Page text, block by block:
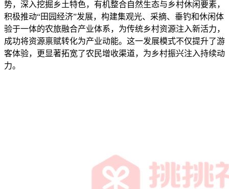
势，深入挖掘乡土特色，有机整合自然生态与乡村休闲要素，
积极推动“田园经济”发展，构建集观光、采摘、垂钓和休闲体
验于一体的农旅融合产业体系，为传统乡村资源注入新活力，
成功将资源禀赋转化为产业动能。这一发展模式不仅提升了游
客体验，更显著拓宽了农民增收渠道，为乡村振兴注入持续动
力。